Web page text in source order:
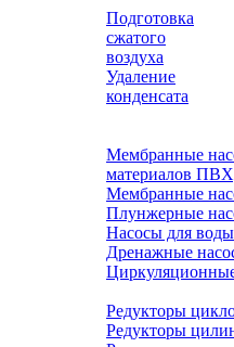
Подготовка
сжатого
воздуха
Удаление
конденсата
Мембранные
материалов
Мембранные
Плунжерные
Насосы для воды
Дренажные
Редукторы
Редукторы